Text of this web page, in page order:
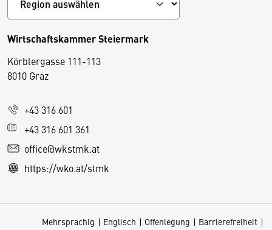
Wirtschaftskammer Steiermark
Körblergasse 111-113
8010 Graz
+43 316 601
+43 316 601 361
office@wkstmk.at
https://wko.at/stmk
Mehrsprachig Englisch Offenlegung
Barrierefreiheit
D
i
s
e
S
e